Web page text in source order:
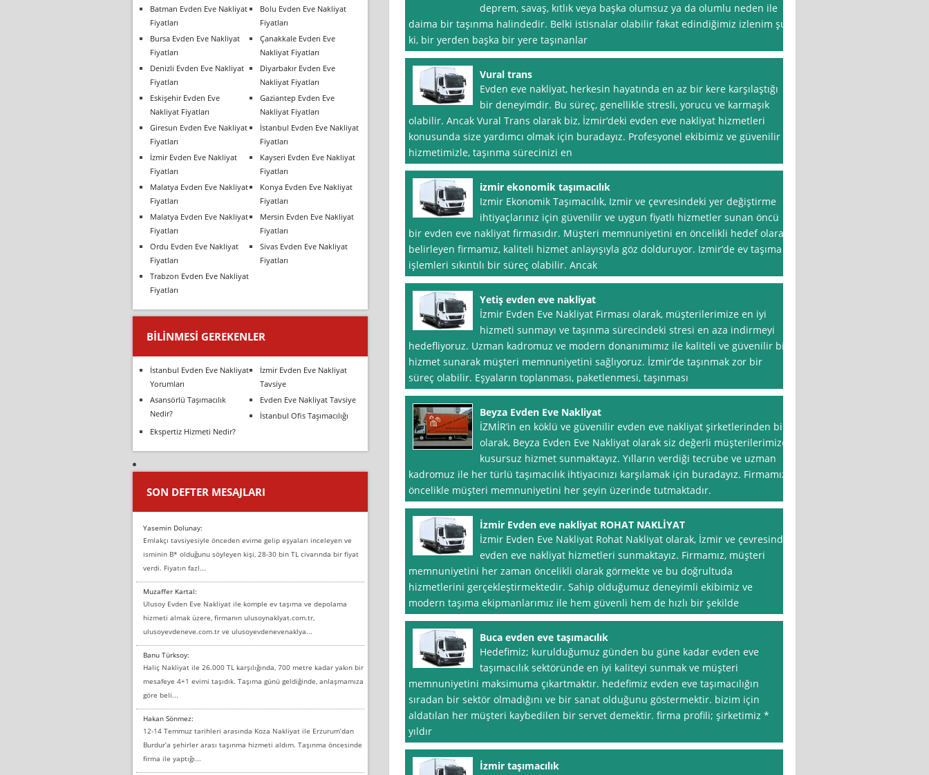
deprem, savaş, kıtlık veya başka olumsuz ya da olumlu neden ile
daima bir taşınma halindedir. Belki istisnalar olabilir fakat edindiğimiz izlenim şu
ki, bir yerden başka bir yere taşınanlar
Vural trans
Evden eve nakliyat, herkesin hayatında en az bir kere karşılaştığı
bir deneyimdir. Bu süreç, genellikle stresli, yorucu ve karmaşık
olabilir. Ancak Vural Trans olarak biz, İzmir‘deki evden eve nakliyat hizmetleri
konusunda size yardımcı olmak için buradayız. Profesyonel ekibimiz ve güvenilir
hizmetimizle, taşınma sürecinizi en
izmir ekonomik taşımacılık
Izmir Ekonomik Taşımacılık, Izmir ve çevresindeki yer değiştirme
ihtiyaçlarınız için güvenilir ve uygun fiyatlı hizmetler sunan öncü
bir evden eve nakliyat firmasıdır. Müşteri memnuniyetini en öncelikli hedef olarak
belirleyen firmamız, kaliteli hizmet anlayışıyla göz dolduruyor. Izmir’de ev taşıma
işlemleri sıkıntılı bir süreç olabilir. Ancak
Yetiş evden eve nakliyat
İzmir Evden Eve Nakliyat Firması olarak, müşterilerimize en iyi
hizmeti sunmayı ve taşınma sürecindeki stresi en aza indirmeyi
hedefliyoruz. Uzman kadromuz ve modern donanımımız ile kaliteli ve güvenilir bir
hizmet sunarak müşteri memnuniyetini sağlıyoruz. İzmir’de taşınmak zor bir
süreç olabilir. Eşyaların toplanması, paketlenmesi, taşınması
Beyza Evden Eve Nakliyat
İZMİR’in en köklü ve güvenilir evden eve nakliyat şirketlerinden biri
olarak, Beyza Evden Eve Nakliyat olarak siz değerli müşterilerimize
kusursuz hizmet sunmaktayız. Yılların verdiği tecrübe ve uzman
kadromuz ile her türlü taşımacılık ihtiyacınızı karşılamak için buradayız. Firmamız,
öncelikle müşteri memnuniyetini her şeyin üzerinde tutmaktadır.
İzmir Evden eve nakliyat ROHAT NAKLİYAT
İzmir Evden Eve Nakliyat Rohat Nakliyat olarak, İzmir ve çevresinde
evden eve nakliyat hizmetleri sunmaktayız. Firmamız, müşteri
memnuniyetini her zaman öncelikli olarak görmekte ve bu doğrultuda
hizmetlerini gerçekleştirmektedir. Sahip olduğumuz deneyimli ekibimiz ve
modern taşıma ekipmanlarımız ile hem güvenli hem de hızlı bir şekilde
Buca evden eve taşımacılık
Hedefimiz; kurulduğumuz günden bu güne kadar evden eve
taşımacılık sektöründe en iyi kaliteyi sunmak ve müşteri
memnuniyetini maksimuma çıkartmaktır. hedefimiz evden eve taşımacılığın
sıradan bir sektör olmadığını ve bir sanat olduğunu göstermektir. bizim için
aldatılan her müşteri kaybedilen bir servet demektir. firma profili; şirketimiz *
yıldır
İzmir taşımacılık
Batman Evden Eve Nakliyat
Fiyatları
Bolu Evden Eve Nakliyat
Fiyatları
Bursa Evden Eve Nakliyat
Fiyatları
Çanakkale Evden Eve
Nakliyat Fiyatları
Denizli Evden Eve Nakliyat
Fiyatları
Diyarbakır Evden Eve
Nakliyat Fiyatları
Eskişehir Evden Eve
Nakliyat Fiyatları
Gaziantep Evden Eve
Nakliyat Fiyatları
Giresun Evden Eve Nakliyat
Fiyatları
İstanbul Evden Eve Nakliyat
Fiyatları
İzmir Evden Eve Nakliyat
Fiyatları
Kayseri Evden Eve Nakliyat
Fiyatları
Malatya Evden Eve Nakliyat
Fiyatları
Konya Evden Eve Nakliyat
Fiyatları
Malatya Evden Eve Nakliyat
Fiyatları
Mersin Evden Eve Nakliyat
Fiyatları
Ordu Evden Eve Nakliyat
Fiyatları
Sivas Evden Eve Nakliyat
Fiyatları
Trabzon Evden Eve Nakliyat
Fiyatları
BILINMESI GEREKENLER
İstanbul Evden Eve Nakliyat
Yorumları
İzmir Evden Eve Nakliyat
Tavsiye
Asansörlü Taşımacılık
Nedir?
Evden Eve Nakliyat Tavsiye
İstanbul Ofis Taşımacılığı
Ekspertiz Hizmeti Nedir?
SON DEFTER MESAJLARI
Yasemin Dolunay:
Emlakçı tavsiyesiyle önceden evime gelip eşyaları inceleyen ve
isminin B* olduğunu söyleyen kişi, 28-30 bin TL civarında bir fiyat
verdi. Fiyatın fazl...
Muzaffer Kartal:
Ulusoy Evden Eve Nakliyat ile komple ev taşıma ve depolama
hizmeti almak üzere, firmanın ulusoynaklyat.com.tr,
ulusoyevdeneve.com.tr ve ulusoyevdenevenaklya...
Banu Türksoy:
Haliç Nakliyat ile 26.000 TL karşılığında, 700 metre kadar yakın bir
mesafeye 4+1 evimi taşıdık. Taşıma günü geldiğinde, anlaşmamıza
göre beli...
Hakan Sönmez:
12-14 Temmuz tarihleri arasında Koza Nakliyat ile Erzurum’dan
Burdur’a şehirler arası taşınma hizmeti aldım. Taşınma öncesinde
firma ile yaptığı...